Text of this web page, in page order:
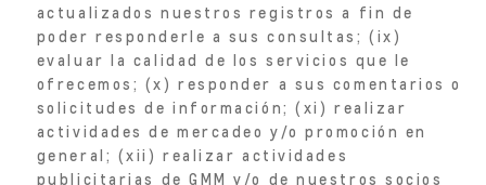
actualizados nuestros registros a fin de
poder responderle a sus consultas; (ix)
evaluar la calidad de los servicios que le
ofrecemos; (x) responder a sus comentarios o
solicitudes de información; (xi) realizar
actividades de mercadeo y/o promoción en
general; (xii) realizar actividades
publicitarias de GMM y/o de nuestros socios